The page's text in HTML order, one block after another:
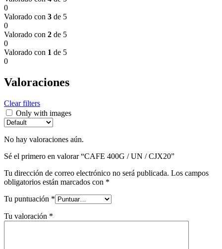
0
Valorado con 3 de 5
0
Valorado con 2 de 5
0
Valorado con 1 de 5
0
Valoraciones
Clear filters
Only with images
No hay valoraciones aún.
Sé el primero en valorar “CAFE 400G / UN / CJX20”
Tu dirección de correo electrónico no será publicada. Los campos
obligatorios están marcados con *
Tu puntuación *
Tu valoración *